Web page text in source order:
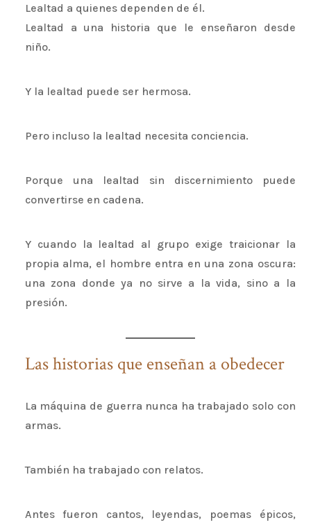
Lealtad a quienes dependen de él.
Lealtad a una historia que le enseñaron desde
niño.
Y la lealtad puede ser hermosa.
Pero incluso la lealtad necesita conciencia.
Porque una lealtad sin discernimiento puede
convertirse en cadena.
Y cuando la lealtad al grupo exige traicionar la
propia alma, el hombre entra en una zona oscura:
una zona donde ya no sirve a la vida, sino a la
presión.
Las historias que enseñan a obedecer
La máquina de guerra nunca ha trabajado solo con
armas.
También ha trabajado con relatos.
Antes fueron cantos, leyendas, poemas épicos,